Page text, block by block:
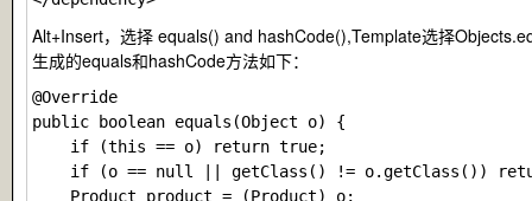
Alt+Insert，选择 equals() and hashCode(),Template选择
生成的equals和hashCode方法如下：
@Override
public boolean equals(Object o) {